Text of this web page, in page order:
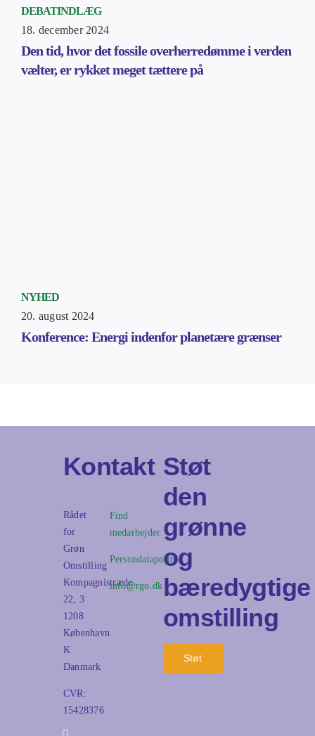
DEBATINDLÆG
18. december 2024
Den tid, hvor det fossile overherredømme i verden
vælter, er rykket meget tættere på
NYHED
20. august 2024
Konference: Energi indenfor planetære grænser
Kontakt
Rådet
for
Grøn
Omstilling
Kompagnistræde
22, 3
1208
København
K
Danmark
CVR:
15428376
Find
medarbejder
Persondatapolitik
info@rgo.dk
Støt
den
grønne
og
bæredygtige
omstilling
Støt